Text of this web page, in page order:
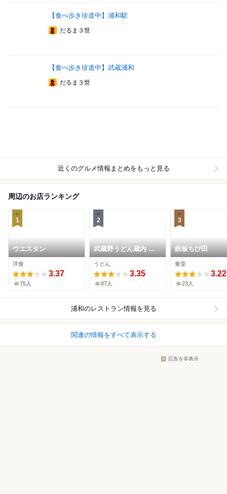
【食べ歩き珍道中】浦和駅
だるま３世
【食べ歩き珍道中】武蔵浦和
だるま３世
近くのグルメ情報まとめをもっと見る
周辺のお店ランキング
1
ウエスタン
洋食
3.37
75人
2
武蔵野うどん蔵内 埼
大通り店
うどん
3.35
87人
3
鉄板ちび田
食堂
3.22
23人
浦和のレストラン情報を見る
関連の情報をすべて表示する
広告を非表示